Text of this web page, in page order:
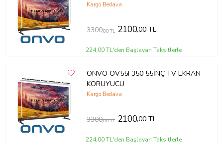
Kargo Bedava
3300,00 TL 2100,00 TL
224,00 TL'den Başlayan Taksitlerle
ONVO OV55F350 55İNÇ TV EKRAN
KORUYUCU
Kargo Bedava
3300,00 TL 2100,00 TL
224,00 TL'den Başlayan Taksitlerle